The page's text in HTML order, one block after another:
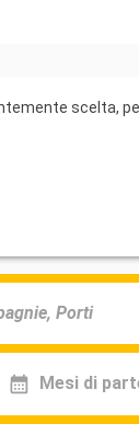
scelta,
Mesi di